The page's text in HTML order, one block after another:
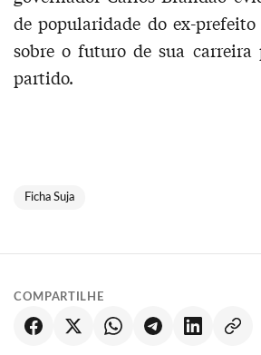
de popularidade do ex-
sobre o futuro de sua
partido.
Ficha Suja
COMPARTILHE